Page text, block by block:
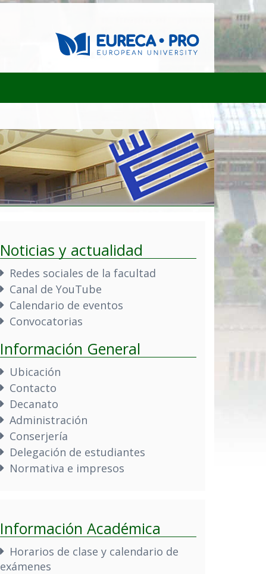
Noticias y actualidad
Redes sociales de la facultad
Canal de YouTube
Calendario de eventos
Convocatorias
Información General
Ubicación
Contacto
Decanato
Administración
Conserjería
Delegación de estudiantes
Normativa e impresos
Información Académica
Horarios de clase y calendario de
exámenes